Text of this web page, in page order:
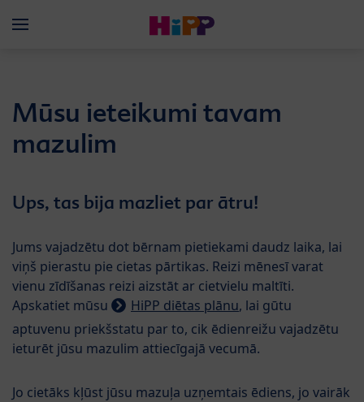
Menü
Mūsu ieteikumi tavam
mazulim
Ups, tas bija mazliet par ātru!
Jums vajadzētu dot bērnam pietiekami daudz laika, lai
viņš pierastu pie cietas pārtikas. Reizi mēnesī varat
vienu zīdīšanas reizi aizstāt ar cietvielu maltīti.
Apskatiet mūsu
HiPP diētas plānu, lai gūtu
aptuvenu priekšstatu par to, cik ēdienreižu vajadzētu
ieturēt jūsu mazulim attiecīgajā vecumā.
Jo cietāks kļūst jūsu mazuļa uzņemtais ēdiens, jo vairāk